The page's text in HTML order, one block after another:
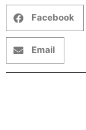
Facebook
Email